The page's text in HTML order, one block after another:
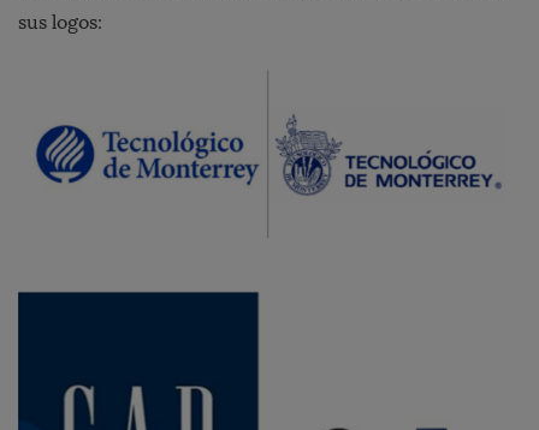
sus logos: